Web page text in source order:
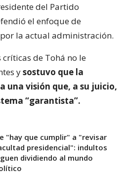
del Partido
el enfoque de
la actual administración.
de Tohá no le
ysostuvo que la
una visión que, a su juicio,
“garantista”.
"hay que cumplir" a "revisar
presidencial": indultos
dividiendo al mundo